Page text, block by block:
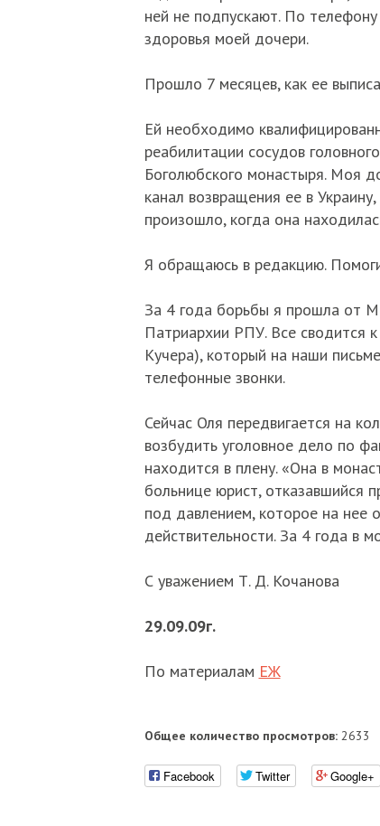
ней не подпускают. По телефону
здоровья моей дочери.
Прошло 7 месяцев, как ее
Ей необходимо
реабилитации сосудов
Боголюбского монастыря. Моя
канал возвращения ее в
произошло, когда она
Я обращаюсь в редакцию.
За 4 года борьбы я прошла от
Патриархии РПУ. Все сводится
Кучера), который на наши
телефонные звонки.
Сейчас Оля передвигается на
возбудить уголовное дело по
находится в плену. «Она в
больнице юрист, отказавшийся
под давлением, которое на нее
действительности. За 4 года в
С уважением Т. Д. Кочанова
29.09.09г.
По материалам ЕЖ
Общее количество просмотров:2633
Facebook Twitter Google+